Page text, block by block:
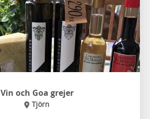
Vin och Goa grejer
Tjörn